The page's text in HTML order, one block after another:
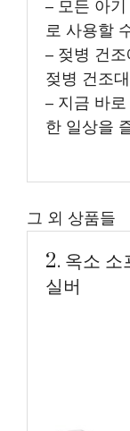
– 모든 아
로 사용할
– 젖병 건
젖병 건조
– 지금 바
한 일상을
그 외 상품들
2. 옥소 소
실버